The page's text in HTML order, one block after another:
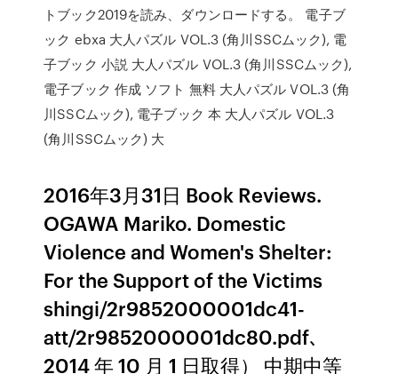
トブック2019を読み、ダウンロードする。 電子ブ
ック ebxa 大人パズル VOL.3 (角川SSCムック), 電
子ブック 小説 大人パズル VOL.3 (角川SSCムック),
電子ブック 作成 ソフト 無料 大人パズル VOL.3 (角
川SSCムック), 電子ブック 本 大人パズル VOL.3
(角川SSCムック) 大
2016年3月31日 Book Reviews.
OGAWA Mariko. Domestic
Violence and Women's Shelter:
For the Support of the Victims
shingi/2r9852000001dc41-
att/2r9852000001dc80.pdf､
2014 年 10 月 1 日取得） 中期中等